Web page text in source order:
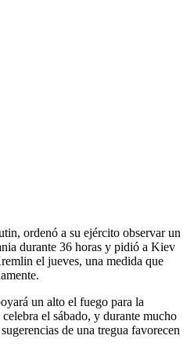
ordenó a su ejército observar un
durante 36 horas y pidió a Kiev
el jueves, una medida que
un alto el fuego para la
el sábado, y durante mucho
de una tregua favorecen